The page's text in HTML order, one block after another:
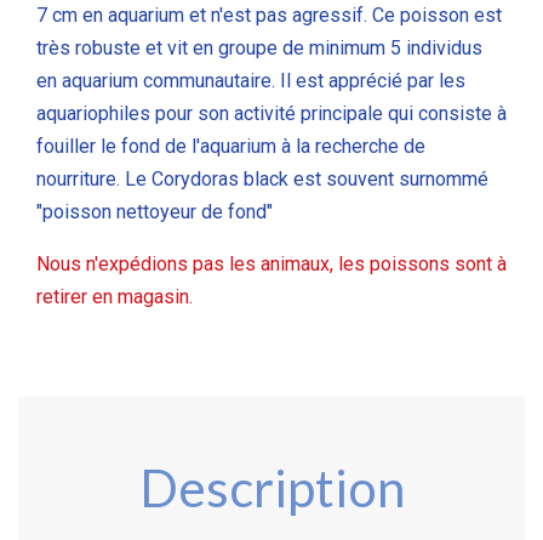
7 cm en aquarium et n'est pas agressif. Ce poisson est
très robuste et vit en groupe de minimum 5 individus
en aquarium communautaire. Il est apprécié par les
aquariophiles pour son activité principale qui consiste à
fouiller le fond de l'aquarium à la recherche de
nourriture. Le Corydoras black est souvent surnommé
"poisson nettoyeur de fond"
Nous n'expédions pas les animaux, les poissons sont à
retirer en magasin.
Description